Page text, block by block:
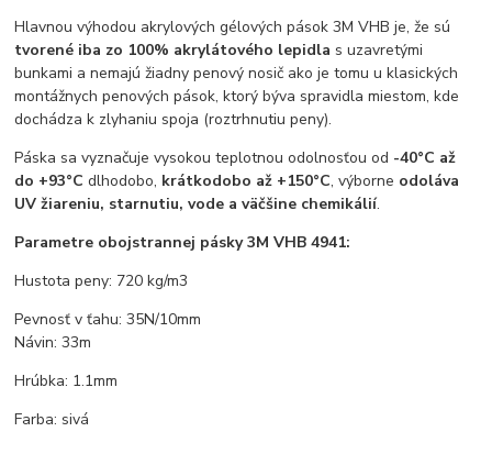
Hlavnou výhodou akrylových gélových pások 3M VHB je, že sú
tvorené iba zo 100% akrylátového lepidla s uzavretými
bunkami a nemajú žiadny penový nosič ako je tomu u klasických
montážnych penových pások, ktorý býva spravidla miestom, kde
dochádza k zlyhaniu spoja (roztrhnutiu peny).
Páska sa vyznačuje vysokou teplotnou odolnosťou od -40°C až
do +93°C dlhodobo, krátkodobo až +150°C, výborne odoláva
UV žiareniu, starnutiu, vode a väčšine chemikálií.
Parametre obojstrannej pásky 3M VHB 4941:
Hustota peny: 720 kg/m3
Pevnosť v ťahu: 35N/10mm
Návin: 33m
Hrúbka: 1.1mm
Farba: sivá